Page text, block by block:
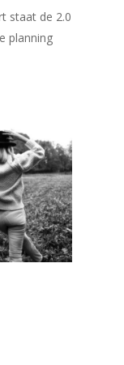
staat de 2.0
planning